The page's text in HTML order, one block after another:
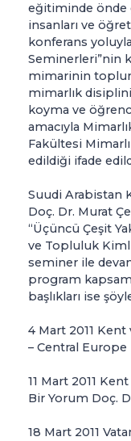
eğitiminde önde
insanları ve
konferans
Seminerleri”nin
mimarinin
mimarlık
koyma ve
amacıyla
Fakültesi
edildiği ifade
Suudi Arabistan
Doç. Dr. Murat
“Üçüncü Çeşit
ve Topluluk
seminer ile
program
başlıkları ise
4 Mart 2011
– Central
11 Mart 2011
Bir Yorum Doç.
18 Mart 2011